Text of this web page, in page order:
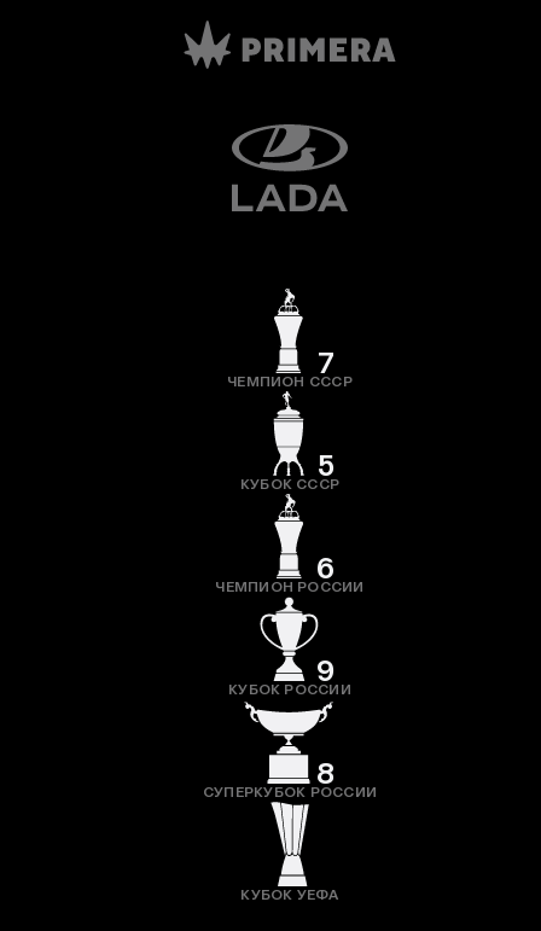
7
ЧЕМПИОН СССР
5
КУБОК СССР
6
ЧЕМПИОН РОССИИ
9
КУБОК РОССИИ
8
СУПЕРКУБОК РОССИИ
КУБОК УЕФА